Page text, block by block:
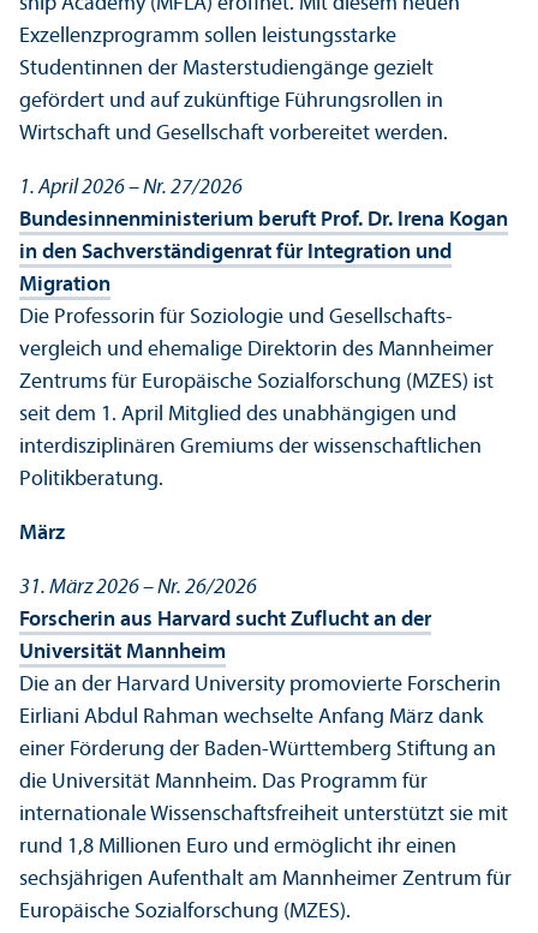
Exzellenz­programm sollen leistungs­starke
Studentinnen der Master­studien­gänge gezielt
gefördert und auf zukünftige Führungs­rollen in
Wirtschaft und Gesellschaft vorbereitet werden.
1. April 2026 – Nr. 27/2026
Bundes­innen­ministerium beruft Prof. Dr. Irena Kogan
in den Sachverständigenrat für Integration und
Migration
Die Professorin für Soziologie und Gesellschafts­
vergleich und ehemalige Direktorin des Mannheimer
Zentrums für Europäische Sozialforschung (MZES) ist
seit dem 1. April Mitglied des unabhängigen und
interdisziplinären Gremiums der wissenschaft­lichen
Politik­beratung.
März
31. März 2026 – Nr. 26/2026
Forscherin aus Harvard sucht Zuflucht an der
Universität Mannheim
Die an der Harvard University promovierte Forscherin
Eirliani Abdul Rahman wechselte Anfang März dank
einer Förderung der Baden-Württemberg Stiftung an
die Universität Mannheim. Das Programm für
internationale Wissenschafts­freiheit unter­stützt sie mit
rund 1,8 Millionen Euro und ermöglicht ihr einen
sechsjährigen Aufenthalt am Mannheimer Zentrum für
Europäische Sozialforschung (MZES).